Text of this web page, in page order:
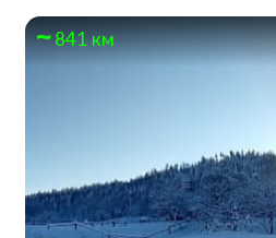
841 км